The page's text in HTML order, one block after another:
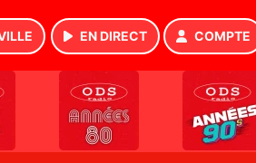
EN DIRECT COMPTE